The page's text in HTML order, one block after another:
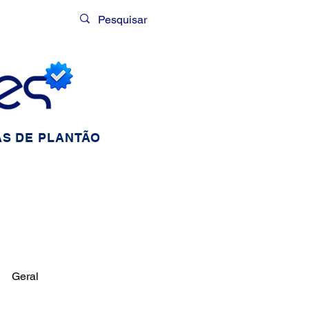
Geral
DE PLANTÃO